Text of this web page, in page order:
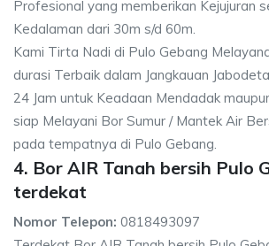
Profesional yang memberikan Kejujuran
Kedalaman dari 30m s/d 60m.
Kami Tirta Nadi di Pulo Gebang
durasi Terbaik dalam Jangkauan
24 Jam untuk Keadaan Mendadak
siap Melayani Bor Sumur / Mantek Air
pada tempatnya di Pulo Gebang.
4. Bor AIR Tanah bersih Pulo
terdekat
Nomor Telepon: 0818493097